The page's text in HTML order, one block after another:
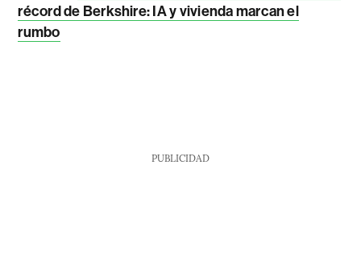
récord de Berkshire: IA y vivienda marcan el
rumbo
PUBLICIDAD